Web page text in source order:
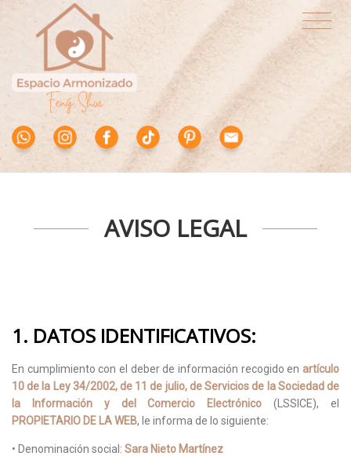
AVISO LEGAL
1. DATOS IDENTIFICATIVOS:
En cumplimiento con el deber de información recogido en artículo
10 de la Ley 34/2002, de 11 de julio, de Servicios de la Sociedad de
la Información y del Comercio Electrónico (LSSICE), el
PROPIETARIO DE LA WEB, le informa de lo siguiente:
• Denominación social: Sara Nieto Martínez